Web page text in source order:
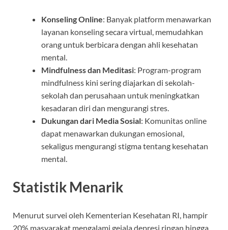
Konseling Online: Banyak platform menawarkan
layanan konseling secara virtual, memudahkan
orang untuk berbicara dengan ahli kesehatan
mental.
Mindfulness dan Meditasi: Program-program
mindfulness kini sering diajarkan di sekolah-
sekolah dan perusahaan untuk meningkatkan
kesadaran diri dan mengurangi stres.
Dukungan dari Media Sosial: Komunitas online
dapat menawarkan dukungan emosional,
sekaligus mengurangi stigma tentang kesehatan
mental.
Statistik Menarik
Menurut survei oleh Kementerian Kesehatan RI, hampir
20% masyarakat mengalami gejala depresi ringan hingga